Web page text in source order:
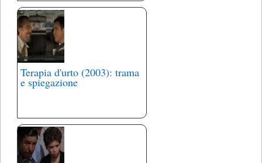
Terapia d'urto (2003): trama
e spiegazione